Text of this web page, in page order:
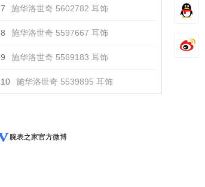
7 施华洛世奇 5602782 耳饰
8 施华洛世奇 5597667 耳饰
9 施华洛世奇 5569183 耳饰
10 施华洛世奇 5539895 耳饰
腕表之家官方微博